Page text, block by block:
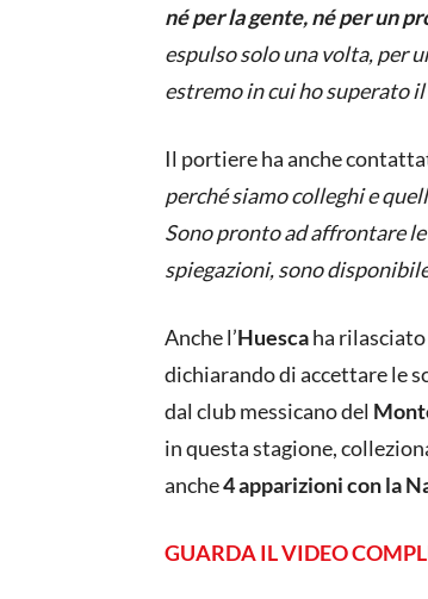
né per la gente, né per un
espulso solo una volta, per
estremo in cui ho superato
Il portiere ha anche
perché siamo colleghi e
Sono pronto ad affrontare le
spiegazioni, sono
Anche l’Huescaha
dichiarando di accettare le
dal club messicano del
in questa stagione,
anche4 apparizioni con la
GUARDA IL VIDEO